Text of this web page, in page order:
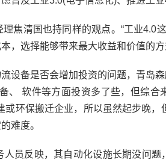
清国也持同样的观点。“工业4.0
，选择能够带来最大收益和价值的
备是否会增加投资的问题，青岛森
、 软件等方面投资多了些，但综
或环保搬迁企业，所以虽然起步晚
难度。
反映，其自动化设施长期没问题